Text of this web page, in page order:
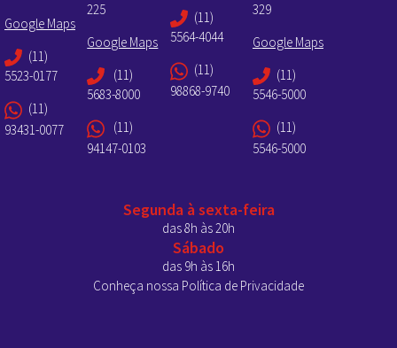
Google Maps
(11)
5523-0177
(11)
93431-0077
225
Google Maps
(11)
5683-8000
(11)
94147-0103
(11)
5564-4044
(11)
98868-9740
329
Google Maps
(11)
5546-5000
(11)
5546-5000
Segunda à sexta-feira
das 8h às 20h
Sábado
das 9h às 16h
Conheça nossa Política de Privacidade